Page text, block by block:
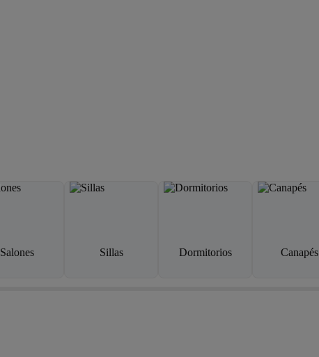
Salones Sillas Dormitorios Canapés